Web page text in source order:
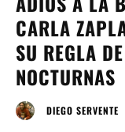
CARLA
SU REGLA
NOCTURNAS
DIEGO SERVENTE